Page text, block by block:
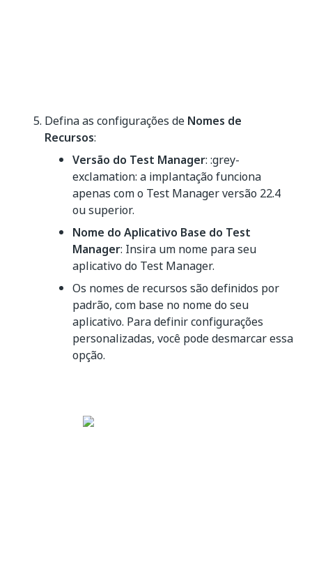
Defina as configurações de Nomes de
Recursos:
Versão do Test Manager: :grey-
exclamation: a implantação funciona
apenas com o Test Manager versão 22.4
ou superior.
Nome do Aplicativo Base do Test
Manager: Insira um nome para seu
aplicativo do Test Manager.
Os nomes de recursos são definidos por
padrão, com base no nome do seu
aplicativo. Para definir configurações
personalizadas, você pode desmarcar essa
opção.